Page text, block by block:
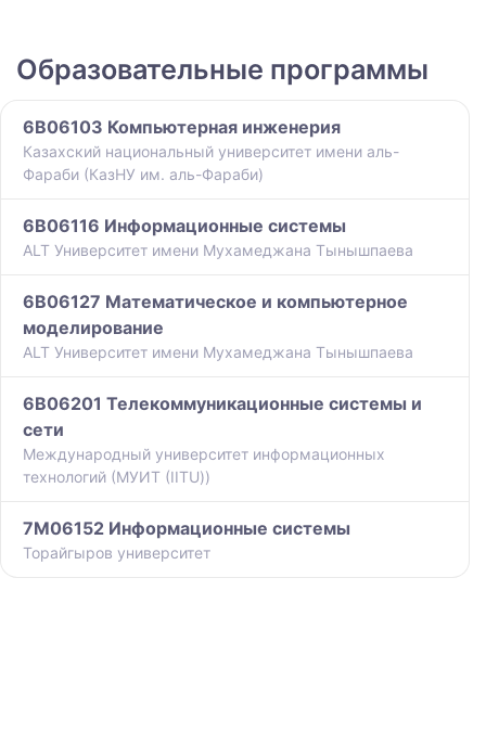
Образовательные программы
6B06103 Компьютерная инженерия
Казахский национальный университет имени аль-
Фараби (КазНУ им. аль-Фараби)
6B06116 Информационные системы
ALT Университет имени Мухамеджана Тынышпаева
6B06127 Математическое и компьютерное
моделирование
ALT Университет имени Мухамеджана Тынышпаева
6B06201 Телекоммуникационные системы и
сети
Международный университет информационных
технологий (МУИТ (IITU))
7M06152 Информационные системы
Торайгыров университет